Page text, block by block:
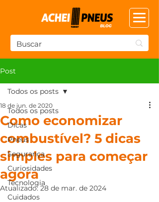
Post
Todos os posts
Dicas
Pneus
Segurança
Curiosidades
Tecnologia
Cuidados
Todos os posts
Como economizar
combustível? 5 dicas
simples para começar
agora
18 de jun. de 2020
Atualizado:28 de mar. de 2024